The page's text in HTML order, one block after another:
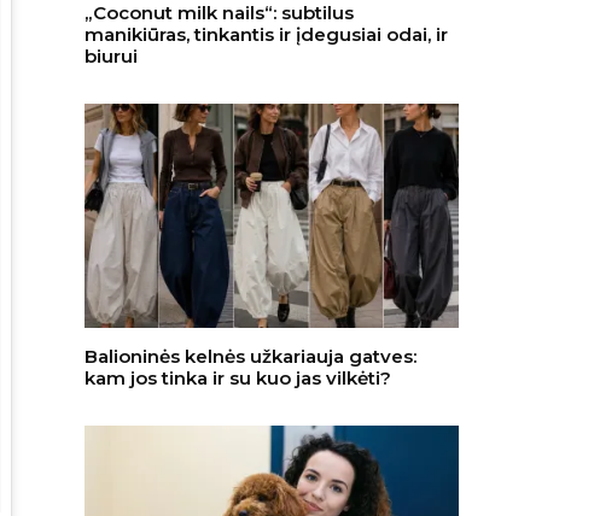
„Coconut milk nails“: subtilus
manikiūras, tinkantis ir įdegusiai odai, ir
biurui
Balioninės kelnės užkariauja gatves:
kam jos tinka ir su kuo jas vilkėti?